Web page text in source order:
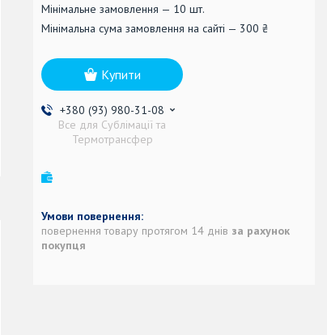
Мінімальне замовлення — 10 шт.
Мінімальна сума замовлення на сайті — 300 ₴
Купити
+380 (93) 980-31-08
Все для Сублімації та
Термотрансфер
повернення товару протягом 14 днів за рахунок
покупця